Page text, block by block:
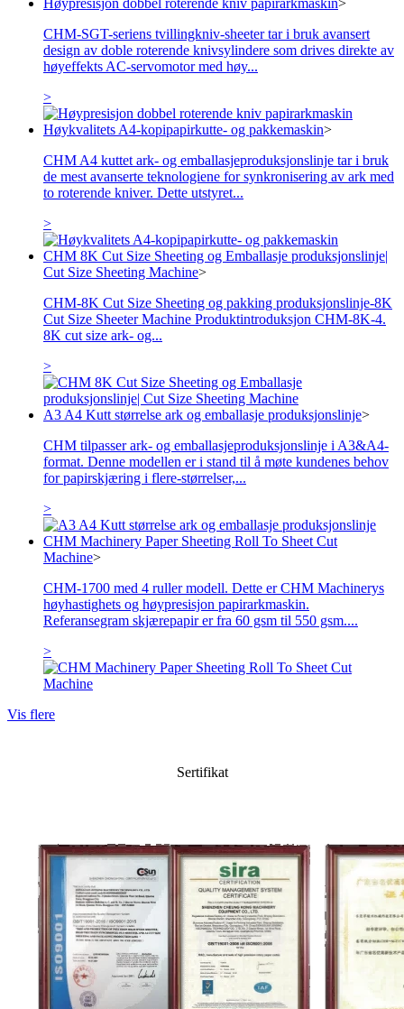
Høypresisjon dobbel roterende kniv papirarkmaskin>
CHM-SGT-seriens tvillingkniv-sheeter tar i bruk avansert
design av doble roterende knivsylindere som drives direkte av
høyeffekts AC-servomotor med høy...
>
Høykvalitets A4-kopipapirkutte- og pakkemaskin>
CHM A4 kuttet ark- og emballasjeproduksjonslinje tar i bruk
de mest avanserte teknologiene for synkronisering av ark med
to roterende kniver. Dette utstyret...
>
CHM 8K Cut Size Sheeting og Emballasje produksjonslinje|
Cut Size Sheeting Machine>
CHM-8K Cut Size Sheeting og pakking produksjonslinje-8K
Cut Size Sheeter Machine Produktintroduksjon CHM-8K-4.
8K cut size ark- og...
>
A3 A4 Kutt størrelse ark og emballasje produksjonslinje>
CHM tilpasser ark- og emballasjeproduksjonslinje i A3&A4-
format. Denne modellen er i stand til å møte kundenes behov
for papirskjæring i flere-størrelser,...
>
CHM Machinery Paper Sheeting Roll To Sheet Cut
Machine>
CHM-1700 med 4 ruller modell. Dette er CHM Machinerys
høyhastighets og høypresisjon papirarkmaskin.
Referansegram skjærepapir er fra 60 gsm til 550 gsm....
>
Vis flere
Sertifikat